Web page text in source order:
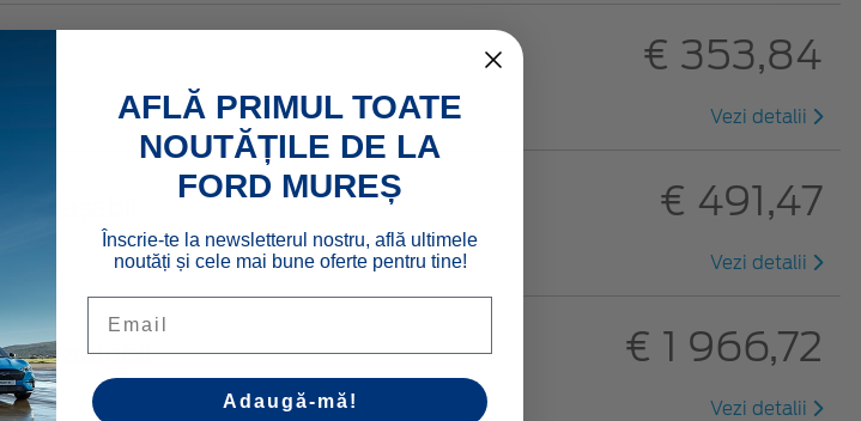
€ 353,84
Vezi detalii
€ 491,47
Vezi detalii
retractabil € 1 966,72
Vezi detalii
AFLĂ PRIMUL TOATE
NOUTĂȚILE DE LA
FORD MUREȘ
Înscrie-te la newsletterul nostru, află ultimele
noutăți și cele mai bune oferte pentru tine!
Adaugă-mă!